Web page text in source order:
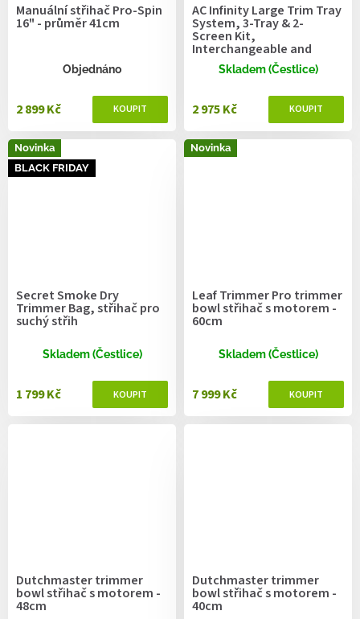
Manuální střihač Pro-Spin
16" - průměr 41cm
Objednáno
2 899 Kč
AC Infinity Large Trim Tray
System, 3-Tray & 2-
Screen Kit,
Interchangeable and
Ergonomic Design
Skladem (Čestlice)
2 975 Kč
Novinka
BLACK FRIDAY
Secret Smoke Dry
Trimmer Bag, střihač pro
suchý střih
Skladem (Čestlice)
1 799 Kč
Novinka
Leaf Trimmer Pro trimmer
bowl střihač s motorem -
60cm
Skladem (Čestlice)
7 999 Kč
Dutchmaster trimmer
bowl střihač s motorem -
48cm
Dutchmaster trimmer
bowl střihač s motorem -
40cm